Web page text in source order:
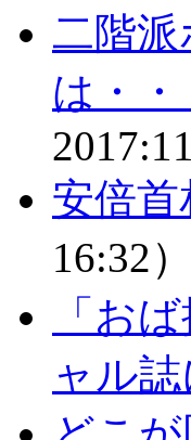
二階
は・・
安倍
16:32）
「お
ャル誌